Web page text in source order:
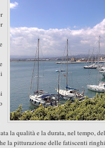
la qualità e la durata, nel tempo,
la pitturazione delle fatiscenti